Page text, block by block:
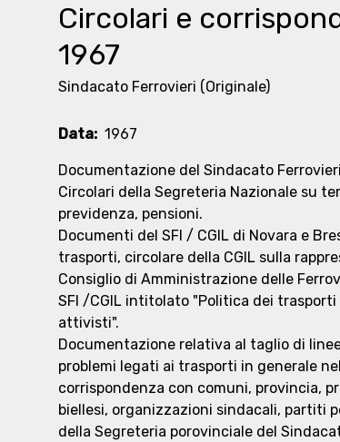
Circolari e
1967
Sindacato Ferrovieri (Originale)
Data: 1967
Documentazione del Sindacato
Circolari della Segreteria Nazionale su
previdenza, pensioni.
Documenti del SFI / CGIL di Novara e
trasporti, circolare della CGIL sulla
Consiglio di Amministrazione delle
SFI /CGIL intitolato "Politica dei
attivisti".
Documentazione relativa al taglio di
problemi legati ai trasporti in generale
corrispondenza con comuni, provincia,
biellesi, organizzazioni sindacali, partiti
della Segreteria porovinciale del